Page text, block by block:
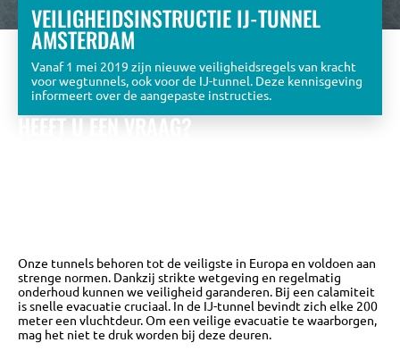
VEILIGHEIDSINSTRUCTIE IJ-TUNNEL
AMSTERDAM
Vanaf 1 mei 2019 zijn nieuwe veiligheidsregels van kracht
voor wegtunnels, ook voor de IJ-tunnel. Deze kennisgeving
informeert over de aangepaste instructies.
HEEFT U EEN VRAAG?
Onze tunnels behoren tot de veiligste in Europa en voldoen aan
strenge normen. Dankzij strikte wetgeving en regelmatig
onderhoud kunnen we veiligheid garanderen. Bij een calamiteit
is snelle evacuatie cruciaal. In de IJ-tunnel bevindt zich elke 200
meter een vluchtdeur. Om een veilige evacuatie te waarborgen,
mag het niet te druk worden bij deze deuren.